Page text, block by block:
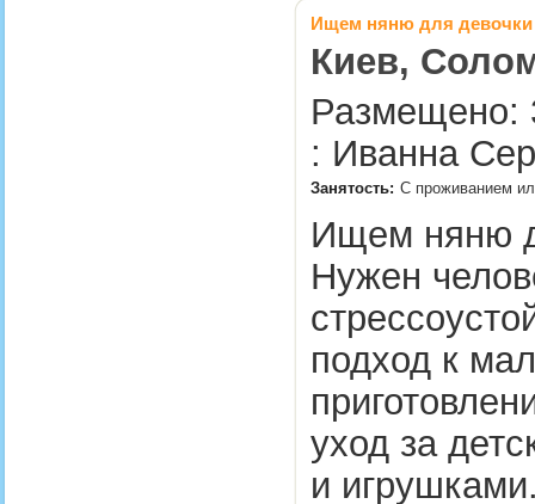
Ищем няню для девочки
Киев,
Размещено:
: Иванна
Занятость: С проживанием
Ищем няню
Нужен
подход к
уход за
и